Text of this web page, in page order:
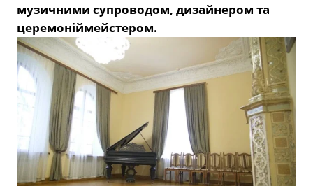
музичними супроводом, дизайнером та
церемоніймейстером.